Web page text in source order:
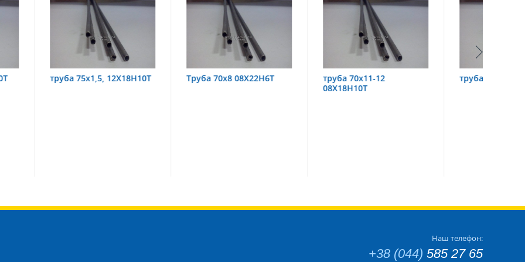
12Х18Н10Т Труба 70х8 08Х22Н6Т
труба 70х11-12
труба 60х6 08Х18Н10
Наш телефон:
+38 (044) 585 27 65